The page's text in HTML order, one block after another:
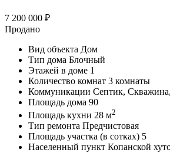
7 200 000 ₽
Продано
Вид объекта Дом
Тип дома Блочный
Этажей в доме 1
Количество комнат 3 комнаты
Коммуникации Септик,
Площадь дома 90
Площадь кухни 28 м2
Тип ремонта Предчистовая
Площадь участка (в сотках) 5
Населенный пункт Копанской